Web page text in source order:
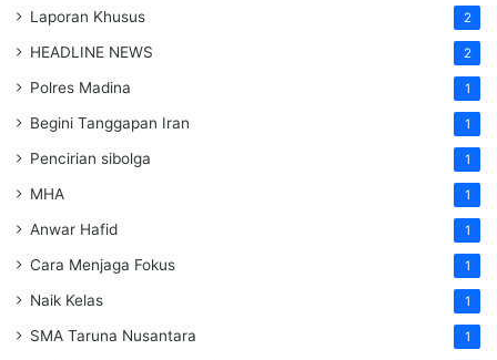
Laporan Khusus 2
HEADLINE NEWS 2
Polres Madina 1
Begini Tanggapan Iran 1
Pencirian sibolga 1
MHA 1
Anwar Hafid 1
Cara Menjaga Fokus 1
Naik Kelas 1
SMA Taruna Nusantara 1